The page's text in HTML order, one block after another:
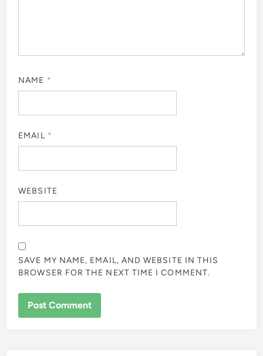
NAME *
EMAIL *
WEBSITE
SAVE MY NAME, EMAIL, AND WEBSITE IN THIS
BROWSER FOR THE NEXT TIME I COMMENT.